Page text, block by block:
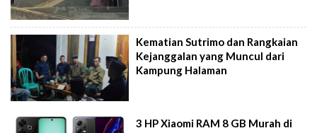
Kematian Sutrimo dan Rangkaian
Kejanggalan yang Muncul dari
Kampung Halaman
3 HP Xiaomi RAM 8 GB Murah di